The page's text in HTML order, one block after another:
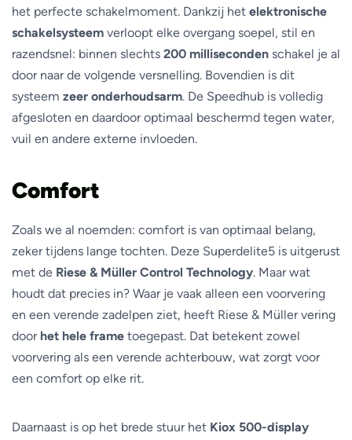
het perfecte schakelmoment. Dankzij het elektronische
schakelsysteem verloopt elke overgang soepel, stil en
razendsnel: binnen slechts 200 milliseconden schakel je al
door naar de volgende versnelling. Bovendien is dit
systeem zeer onderhoudsarm. De Speedhub is volledig
afgesloten en daardoor optimaal beschermd tegen water,
vuil en andere externe invloeden.
Comfort
Zoals we al noemden: comfort is van optimaal belang,
zeker tijdens lange tochten. Deze Superdelite5 is uitgerust
met de Riese & Müller Control Technology. Maar wat
houdt dat precies in? Waar je vaak alleen een voorvering
en een verende zadelpen ziet, heeft Riese & Müller vering
door het hele frame toegepast. Dat betekent zowel
voorvering als een verende achterbouw, wat zorgt voor
een comfort op elke rit.
Daarnaast is op het brede stuur het Kiox 500-display